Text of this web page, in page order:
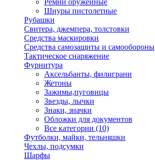
Ремни оружейные
Шнуры пистолетные
Рубашки
Свитера, джемпера, толстовки
Средства маскировки
Средства самозащиты и самообороны
Тактическое снаряжение
Фурнитура
Аксельбанты, филиграни
Жетоны
Зажимы,пуговицы
Звезды, лычки
Знаки, значки
Обложки для документов
Все категории (10)
Футболки, майки, тельняшки
Чехлы, подсумки
Шарфы